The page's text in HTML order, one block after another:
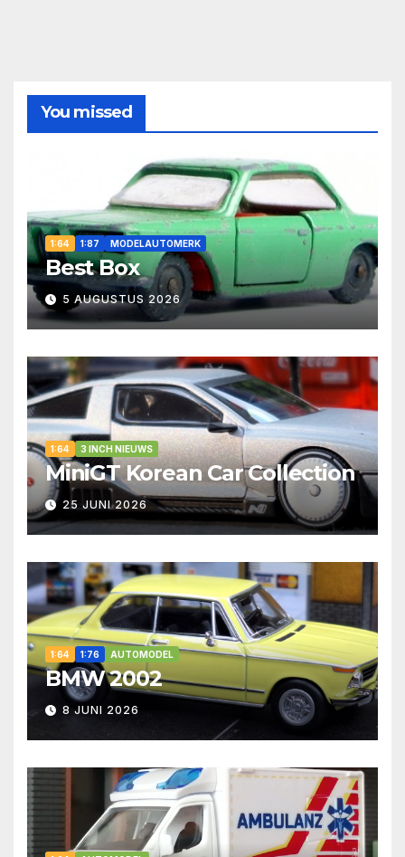
You missed
1:64 1:87 MODELAUTOMERK
Best Box
5 AUGUSTUS 2026
1:64 3 INCH NIEUWS
MiniGT Korean Car Collection
25 JUNI 2026
1:64 1:76 AUTOMODEL
BMW 2002
8 JUNI 2026